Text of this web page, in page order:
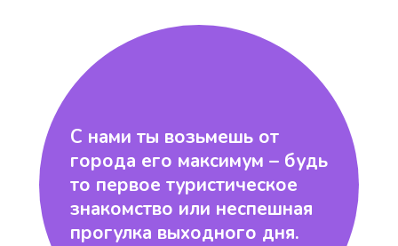
С нами ты возьмешь от
города его максимум – будь
то первое туристическое
знакомство или неспешная
прогулка выходного дня.